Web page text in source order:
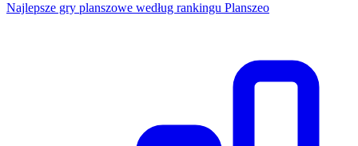
Najlepsze gry planszowe według rankingu Planszeo